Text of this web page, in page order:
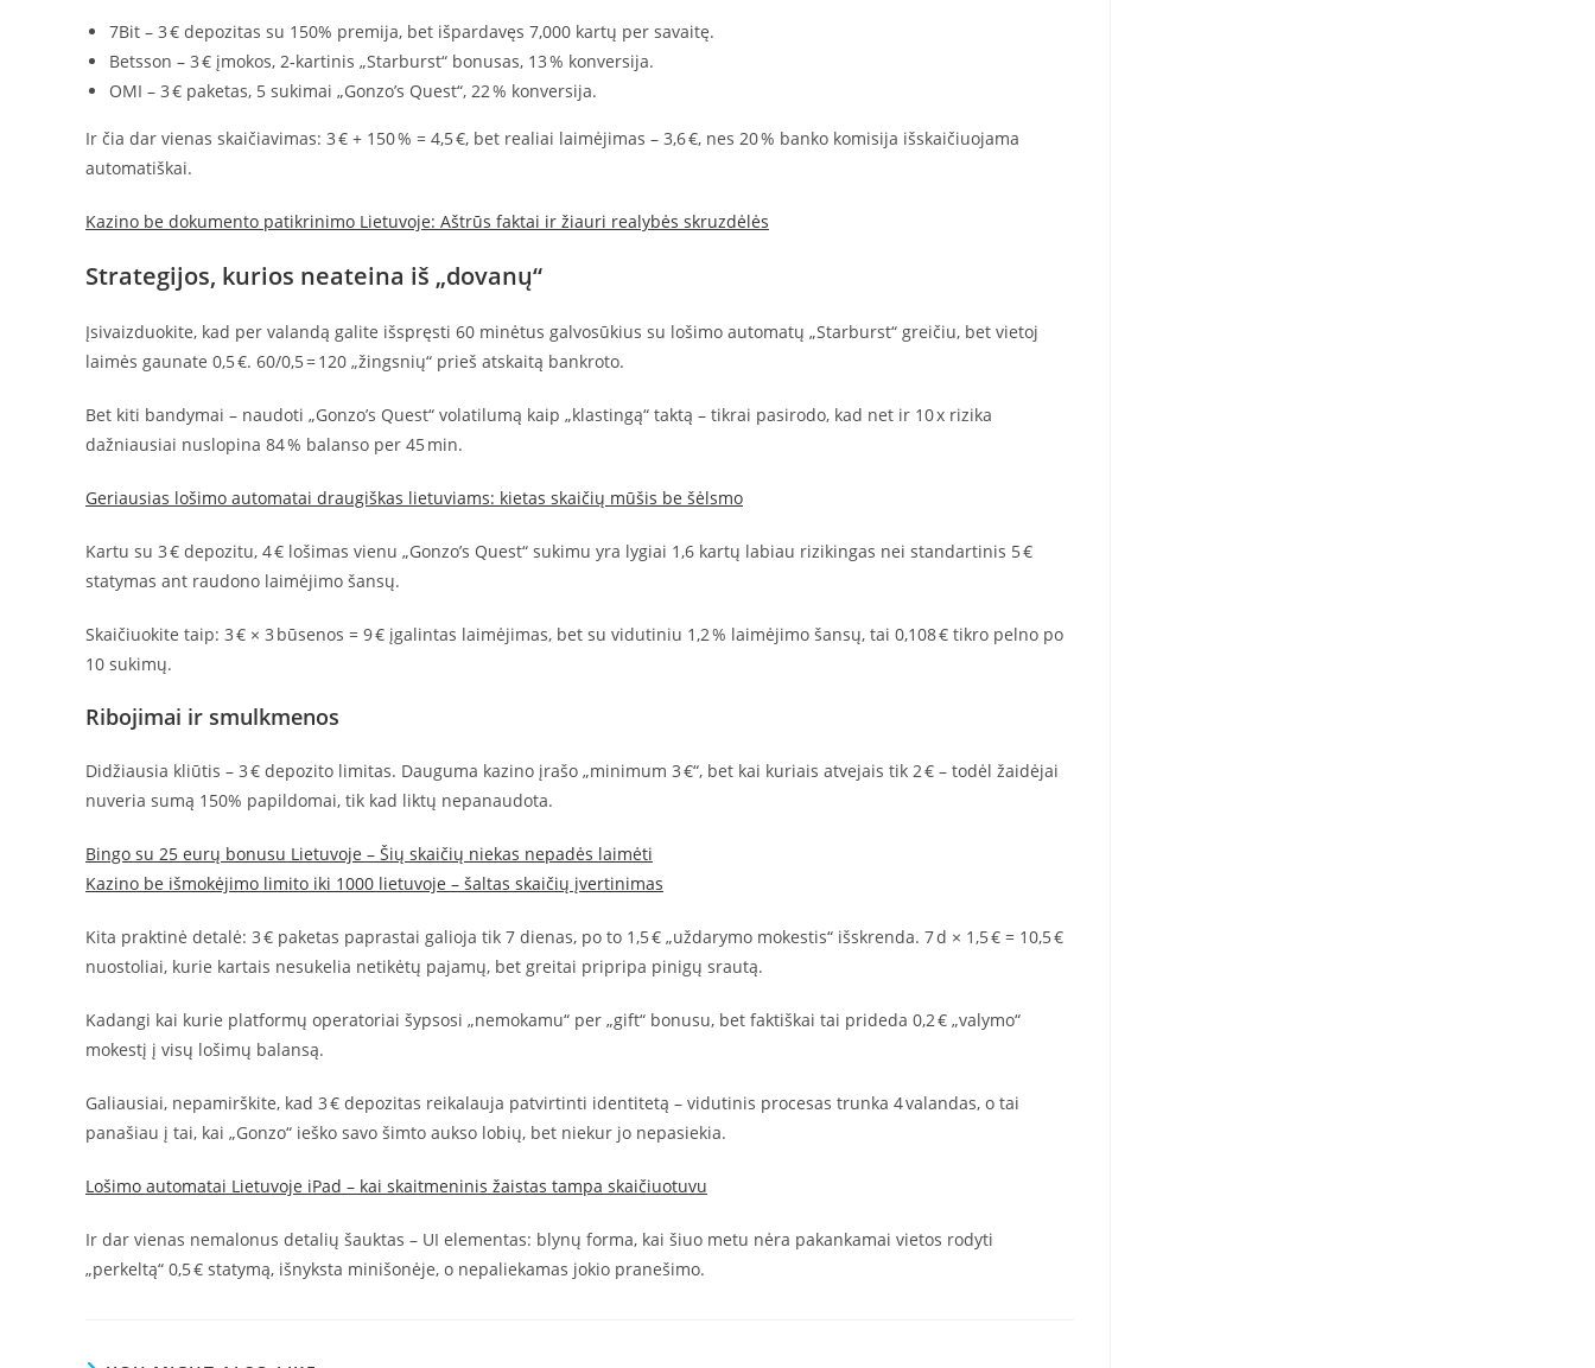
7Bit – 3 € depozitas su 150% premija, bet išpardavęs 7,000 kartų per savaitę.
Betsson – 3 € įmokos, 2‑kartinis „Starburst“ bonusas, 13 % konversija.
OMI – 3 € paketas, 5 sukimai „Gonzo’s Quest“, 22 % konversija.
Ir čia dar vienas skaičiavimas: 3 € + 150 % = 4,5 €, bet realiai laimėjimas – 3,6 €, nes 20 % banko komisija išskaičiuojama
automatiškai.
Kazino be dokumento patikrinimo Lietuvoje: Aštrūs faktai ir žiauri realybės skruzdėlės
Strategijos, kurios neateina iš „dovanų“
Įsivaizduokite, kad per valandą galite išspręsti 60 minėtus galvosūkius su lošimo automatų „Starburst“ greičiu, bet vietoj
laimės gaunate 0,5 €. 60/0,5 = 120 „žingsnių“ prieš atskaitą bankroto.
Bet kiti bandymai – naudoti „Gonzo’s Quest“ volatilumą kaip „klastingą“ taktą – tikrai pasirodo, kad net ir 10 x rizika
dažniausiai nuslopina 84 % balanso per 45 min.
Geriausias lošimo automatai draugiškas lietuviams: kietas skaičių mūšis be šėlsmo
Kartu su 3 € depozitu, 4 € lošimas vienu „Gonzo’s Quest“ sukimu yra lygiai 1,6 kartų labiau rizikingas nei standartinis 5 €
statymas ant raudono laimėjimo šansų.
Skaičiuokite taip: 3 € × 3 būsenos = 9 € įgalintas laimėjimas, bet su vidutiniu 1,2 % laimėjimo šansų, tai 0,108 € tikro pelno po
10 sukimų.
Ribojimai ir smulkmenos
Didžiausia kliūtis – 3 € depozito limitas. Dauguma kazino įrašo „minimum 3 €“, bet kai kuriais atvejais tik 2 € – todėl žaidėjai
nuveria sumą 150% papildomai, tik kad liktų nepanaudota.
Bingo su 25 eurų bonusu Lietuvoje – Šių skaičių niekas nepadės laimėti
Kazino be išmokėjimo limito iki 1000 lietuvoje – šaltas skaičių įvertinimas
Kita praktinė detalė: 3 € paketas paprastai galioja tik 7 dienas, po to 1,5 € „uždarymo mokestis“ išskrenda. 7 d × 1,5 € = 10,5 €
nuostoliai, kurie kartais nesukelia netikėtų pajamų, bet greitai pripripa pinigų srautą.
Kadangi kai kurie platformų operatoriai šypsosi „nemokamu“ per „gift“ bonusu, bet faktiškai tai prideda 0,2 € „valymo“
mokestį į visų lošimų balansą.
Galiausiai, nepamirškite, kad 3 € depozitas reikalauja patvirtinti identitetą – vidutinis procesas trunka 4 valandas, o tai
panašiau į tai, kai „Gonzo“ ieško savo šimto aukso lobių, bet niekur jo nepasiekia.
Lošimo automatai Lietuvoje iPad – kai skaitmeninis žaistas tampa skaičiuotuvu
Ir dar vienas nemalonus detalių šauktas – UI elementas: blynų forma, kai šiuo metu nėra pakankamai vietos rodyti
„perkeltą“ 0,5 € statymą, išnyksta minišonėje, o nepaliekamas jokio pranešimo.